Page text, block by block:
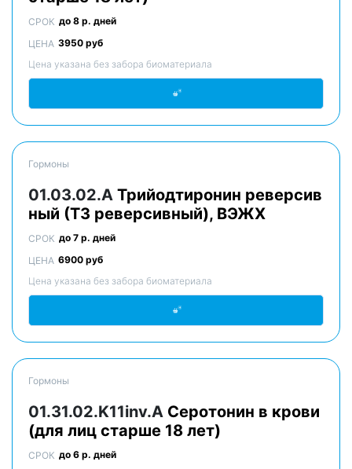
СРОК до 8 р. дней
ЦЕНА 3950 руб
Цена указана без забора биоматериала
Гормоны
01.03.02.A Трийодтиронин реверсив
ный (Т3 реверсивный), ВЭЖХ
СРОК до 7 р. дней
ЦЕНА 6900 руб
Цена указана без забора биоматериала
Гормоны
01.31.02.K11inv.A Серотонин в крови
(для лиц старше 18 лет)
СРОК до 6 р. дней